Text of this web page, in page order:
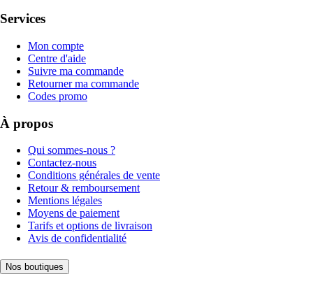
Services
Mon compte
Centre d'aide
Suivre ma commande
Retourner ma commande
Codes promo
À propos
Qui sommes-nous ?
Contactez-nous
Conditions générales de vente
Retour & remboursement
Mentions légales
Moyens de paiement
Tarifs et options de livraison
Avis de confidentialité
Nos boutiques